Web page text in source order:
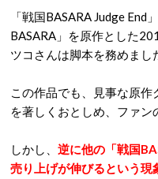
「戦国BASARA Judge
BASARA」を原作とした
ツコさんは脚本を務めまし
この作品でも、見事な原
を著しくおとしめ、ファン
しかし、 逆に他の「戦国
売り上げが伸びるという